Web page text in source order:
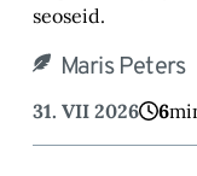
seoseid.
Maris Peters
31. VII 2026 6